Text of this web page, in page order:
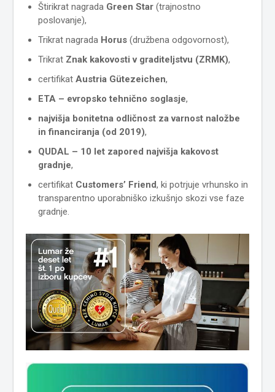
Štirikrat nagrada Green Star (trajnostno
poslovanje),
Trikrat nagrada Horus (družbena odgovornost),
Trikrat Znak kakovosti v graditeljstvu (ZRMK),
certifikatAustria Gütezeichen,
ETA – evropsko tehnično soglasje,
najvišja bonitetna odličnost za varnost naložbe
in financiranja (od 2019),
QUDAL – 10 let zapored najvišja kakovost
gradnje,
certifikat Customers’ Friend, ki potrjuje vrhunsko in
transparentno uporabniško izkušnjo skozi vse faze
gradnje.